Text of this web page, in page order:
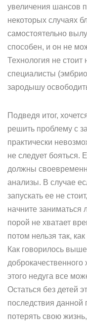
увеличения шансов
некоторых случаях
самостоятельно
способен, и он не
Технология не стоит
специалисты
зародышу
Подведя итог,
решить проблему с
практически
не следует бояться.
должны
анализы. В случае
запускать ее не
начните заниматься
порой не хватает
потом нельзя так,
Как говорилось
этого недуга все
Остаться без детей
последствия данной
потерять свою